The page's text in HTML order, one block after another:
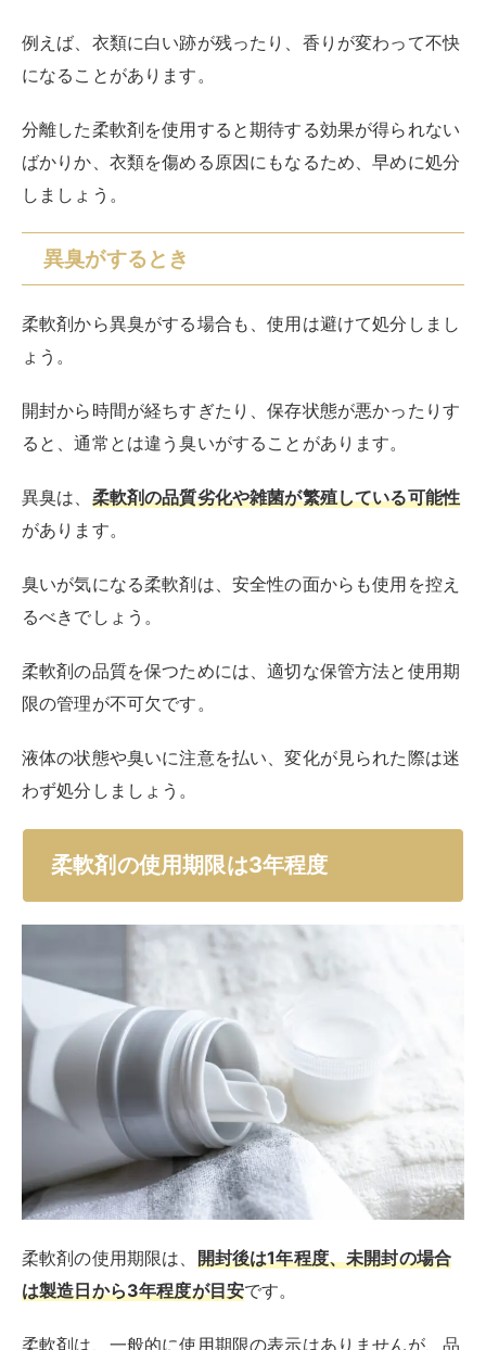
例えば、衣類に白い跡が残ったり、香りが変わって不快
になることがあります。
分離した柔軟剤を使用すると期待する効果が得られない
ばかりか、衣類を傷める原因にもなるため、早めに処分
しましょう。
異臭がするとき
柔軟剤から異臭がする場合も、使用は避けて処分しまし
ょう。
開封から時間が経ちすぎたり、保存状態が悪かったりす
ると、通常とは違う臭いがすることがあります。
異臭は、 柔軟剤の品質劣化や雑菌が繁殖している可能性
があります。
臭いが気になる柔軟剤は、安全性の面からも使用を控え
るべきでしょう。
柔軟剤の品質を保つためには、適切な保管方法と使用期
限の管理が不可欠です。
液体の状態や臭いに注意を払い、変化が見られた際は迷
わず処分しましょう。
柔軟剤の使用期限は3年程度
柔軟剤の使用期限は、 開封後は1年程度、未開封の場合
は製造日から3年程度が目安です。
柔軟剤は、一般的に使用期限の表示はありませんが、品